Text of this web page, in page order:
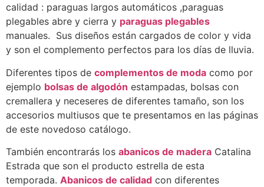
calidad : paraguas largos automáticos ,paraguas
plegables abre y cierra y paraguas plegables
manuales. Sus diseños están cargados de color y vida
y son el complemento perfectos para los días de lluvia.
Diferentes tipos de complementos de moda como por
ejemplo bolsas de algodón estampadas, bolsas con
cremallera y neceseres de diferentes tamaño, son los
accesorios multiusos que te presentamos en las páginas
de este novedoso catálogo.
También encontrarás los abanicos de madera Catalina
Estrada que son el producto estrella de esta
temporada. Abanicos de calidad con diferentes